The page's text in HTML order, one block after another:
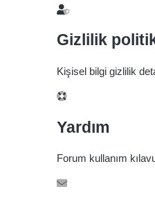
Gizlilik
Kişisel bilgi gizlilik
Yardım
Forum kullanım